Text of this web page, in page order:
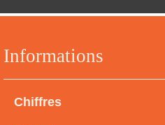
Informations
Chiffres